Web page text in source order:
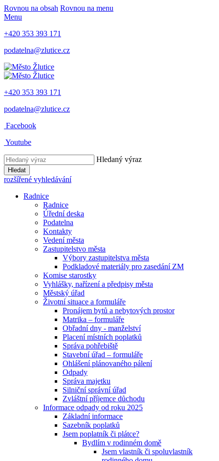
Rovnou na obsah Rovnou na menu
Menu
+420 353 393 171
podatelna@zlutice.cz
+420 353 393 171
podatelna@zlutice.cz
Facebook
Youtube
Hledaný výraz
Hledat
rozšířené vyhledávání
Radnice
Radnice
Úřední deska
Podatelna
Kontakty
Vedení města
Zastupitelstvo města
Výbory zastupitelstva města
Podkladové materiály pro zasedání ZM
Komise starostky
Vyhlášky, nařízení a předpisy města
Městský úřad
Životní situace a formuláře
Pronájem bytů a nebytových prostor
Matrika – formuláře
Obřadní dny - manželství
Placení místních poplatků
Správa pohřebiště
Stavební úřad – formuláře
Ohlášení plánovaného pálení
Odpady
Správa majetku
Silniční správní úřad
Zvláštní příjemce důchodu
Informace odpady od roku 2025
Základní informace
Sazebník poplatků
Jsem poplatník či plátce?
Bydlím v rodinném domě
Jsem vlastník či spoluvlastník